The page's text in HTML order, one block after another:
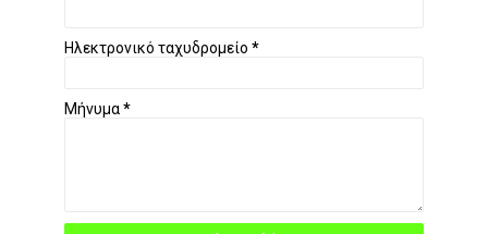
Ηλεκτρονικό ταχυδρομείο *
Μήνυμα*